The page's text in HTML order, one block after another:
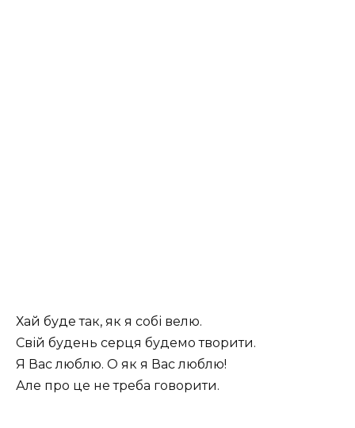
Хай буде так, як я собі велю.
Свій будень серця будемо творити.
Я Вас люблю. О як я Вас люблю!
Але про це не треба говорити.